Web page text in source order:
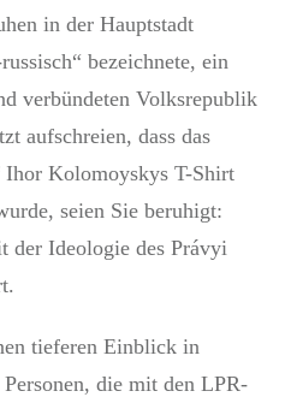
in der Hauptstadt
bezeichnete, ein
verbündeten Volksrepublik
aufschreien, dass das
Kolomoyskys T-Shirt
seien Sie beruhigt:
Ideologie des Právyi
tieferen Einblick in
die mit den LPR-